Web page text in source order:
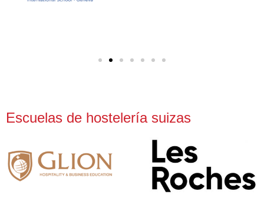
Escuelas de hostelería suizas